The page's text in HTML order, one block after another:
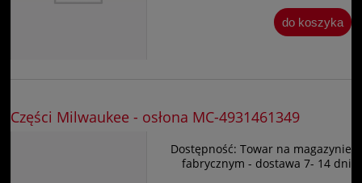
do koszyka
Części Milwaukee - osłona MC-4931461349
Dostępność: Towar na magazynie
fabrycznym - dostawa 7- 14 dni